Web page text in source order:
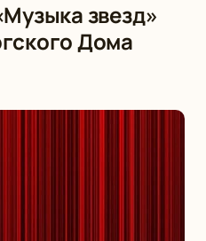
звезд»
Дома